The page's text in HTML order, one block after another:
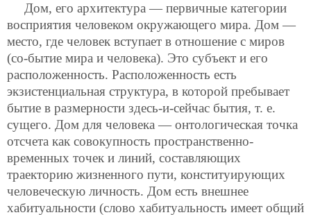
Дом, его архитектура — первичные категории
восприятия человеком окружающего мира. Дом —
место, где человек вступает в отношение с миров
(со-бытие мира и человека). Это субъект и его
расположенность. Расположенность есть
экзистенциальная структура, в которой пребывает
бытие в размерности здесь-и-сейчас бытия, т. е.
сущего. Дом для человека — онтологическая точка
отсчета как совокупность пространственно-
временных точек и линий, составляющих
траекторию жизненного пути, конституирующих
человеческую личность. Дом есть внешнее
хабитуальности (слово хабитуальность имеет общий